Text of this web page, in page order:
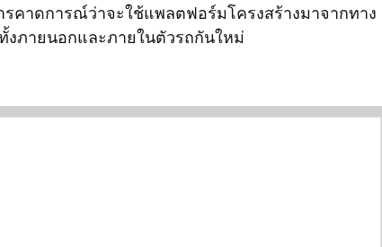
รคาดการณ์ว่าจะใช้แพลตฟอร์มโครงสร้างมาจากทาง
งภายนอกและภายในตัวรถกันใหม่